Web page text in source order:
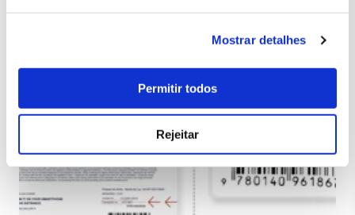
Mostrar detalhes
Permitir todos
Rejeitar